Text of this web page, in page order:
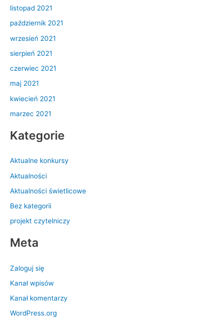
listopad 2021
październik 2021
wrzesień 2021
sierpień 2021
czerwiec 2021
maj 2021
kwiecień 2021
marzec 2021
Kategorie
Aktualne konkursy
Aktualności
Aktualności świetlicowe
Bez kategorii
projekt czytelniczy
Meta
Zaloguj się
Kanał wpisów
Kanał komentarzy
WordPress.org